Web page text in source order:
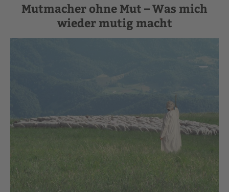
Mutmacher ohne Mut – Was mich
wieder mutig macht